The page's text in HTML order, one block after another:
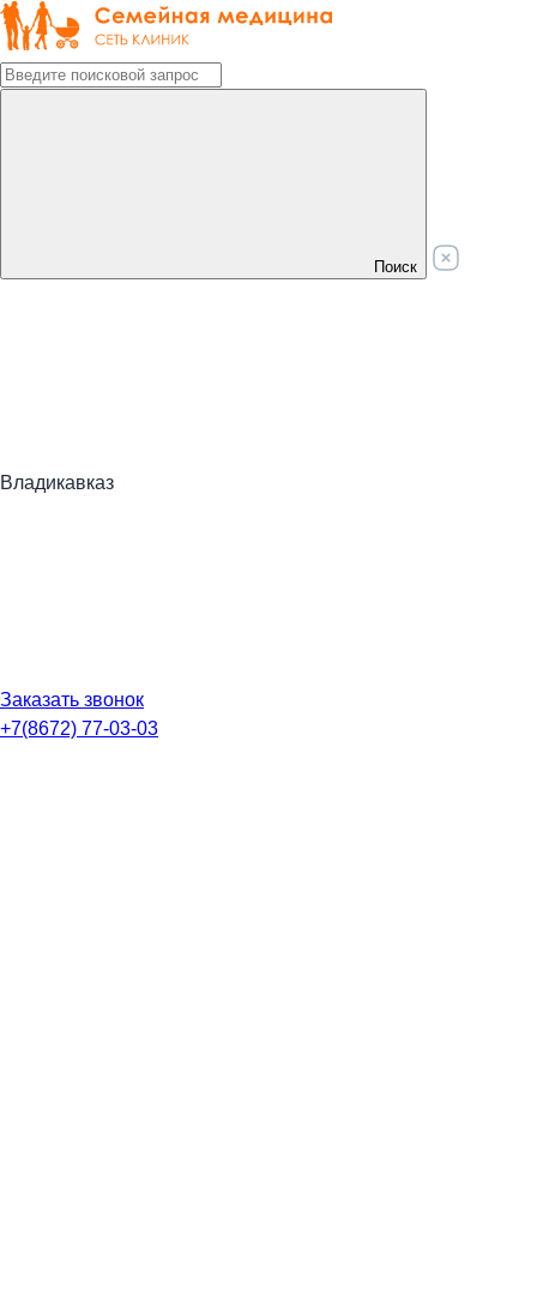
Поиск
Владикавказ
Заказать звонок
+7(8672) 77-03-03